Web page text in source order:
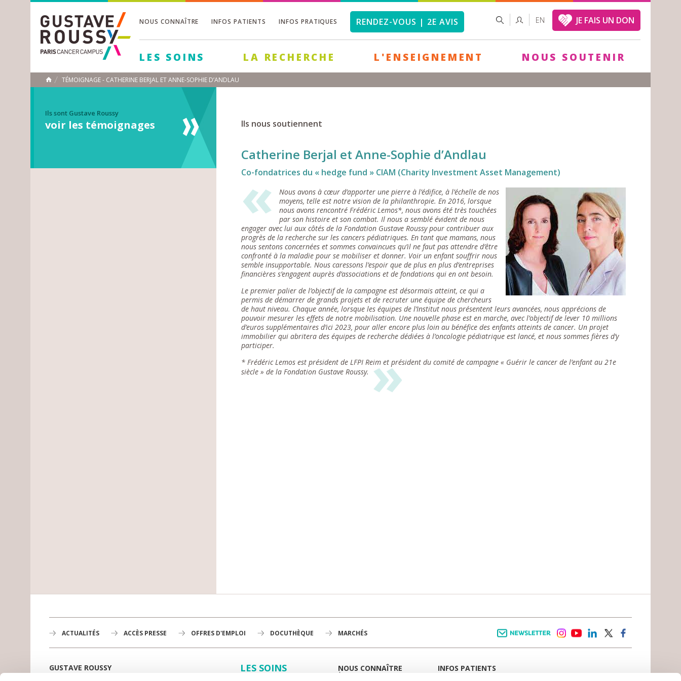
NOUS CONNAÎTRE INFOS PATIENTS INFOS PRATIQUES RENDEZ-VOUS | 2E AVIS FORMULAIRE
DE
RECHERCHER EN JE FAIS UN DON
LES SOINS LA RECHERCHE L'ENSEIGNEMENT NOUS SOUTENIR
ACCUEIL
TÉMOIGNAGE - CATHERINE BERJAL ET ANNE-SOPHIE D’ANDLAU
Ils sont Gustave Roussy
voir les témoignages Ils nous soutiennent
Catherine Berjal et Anne-Sophie d’Andlau
Co-fondatrices du « hedge fund » CIAM (Charity Investment Asset Management)
Nous avons à cœur d’apporter une pierre à l’édifice, à l’échelle de nos
moyens, telle est notre vision de la philanthropie. En 2016, lorsque
nous avons rencontré Frédéric Lemos*, nous avons été très touchées
par son histoire et son combat. Il nous a semblé évident de nous
engager avec lui aux côtés de la Fondation Gustave Roussy pour contribuer aux
progrès de la recherche sur les cancers pédiatriques. En tant que mamans, nous
nous sentons concernées et sommes convaincues qu’il ne faut pas attendre d’être
confronté à la maladie pour se mobiliser et donner. Voir un enfant souffrir nous
semble insupportable. Nous caressons l’espoir que de plus en plus d’entreprises
financières s’engagent auprès d’associations et de fondations qui en ont besoin.
Le premier palier de l’objectif de la campagne est désormais atteint, ce qui a
permis de démarrer de grands projets et de recruter une équipe de chercheurs
de haut niveau. Chaque année, lorsque les équipes de l’Institut nous présentent leurs avancées, nous apprécions de
pouvoir mesurer les effets de notre mobilisation. Une nouvelle phase est en marche, avec l’objectif de lever 10 millions
d’euros supplémentaires d’ici 2023, pour aller encore plus loin au bénéfice des enfants atteints de cancer. Un projet
immobilier qui abritera des équipes de recherche dédiées à l’oncologie pédiatrique est lancé, et nous sommes fières d’y
participer.
* Frédéric Lemos est président de LFPI Reim et président du comité de campagne « Guérir le cancer de l’enfant au 21e
siècle » de la Fondation Gustave Roussy.
ACTUALITÉS ACCÈS PRESSE OFFRES D'EMPLOI DOCUTHÈQUE MARCHÉS
GUSTAVE ROUSSY
LES SOINS
NOUS CONNAÎTRE
À LA UNE
INFOS PATIENTS